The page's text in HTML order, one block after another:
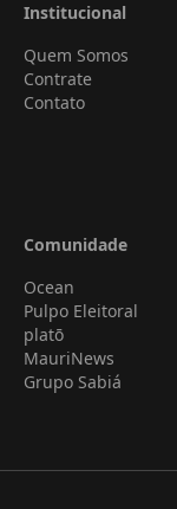
Institucional
Quem Somos
Contrate
Contato
Comunidade
Ocean
Pulpo Eleitoral
platō
MauriNews
Grupo Sabiá